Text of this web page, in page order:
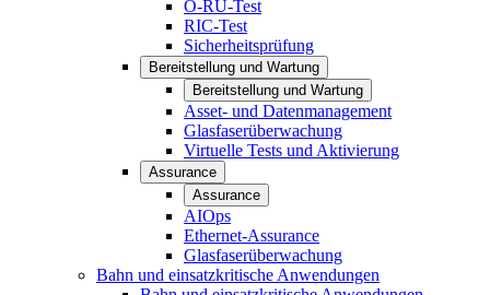
O-RU-Test
RIC-Test
Sicherheitsprüfung
Bereitstellung und Wartung
Bereitstellung und Wartung
Asset- und Datenmanagement
Glasfaserüberwachung
Virtuelle Tests und Aktivierung
Assurance
Assurance
AIOps
Ethernet-Assurance
Glasfaserüberwachung
Bahn und einsatzkritische Anwendungen